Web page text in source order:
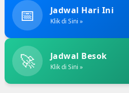
📅 Jadwal Hari Ini
Klik di Sini »
🚀 Jadwal Besok
Klik di Sini »